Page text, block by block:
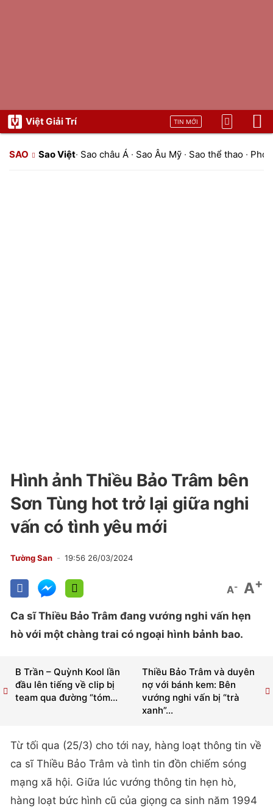
Việt Giải Trí TIN MỚI
SAO Sao Việt· Sao châu Á · Sao Âu Mỹ · Sao thể thao ·
Hình ảnh Thiều Bảo Trâm bên
Sơn Tùng hot trở lại giữa nghi
vấn có tình yêu mới
Tường San 19:56 26/03/2024
A- A+
Ca sĩ Thiều Bảo Trâm đang vướng nghi vấn hẹn
hò với một chàng trai có ngoại hình bảnh bao.
Thiều Bảo Trâm và duyên
nợ với bánh kem: Bên
vướng nghi vấn bị “trà
xanh”...
B Trần – Quỳnh Kool lần
đầu lên tiếng về clip bị
team qua đường “tóm...
Từ tối qua (25/3) cho tới nay, hàng loạt thông tin về
ca sĩ Thiều Bảo Trâm và tình tin đồn chiếm sóng
mạng xã hội. Giữa lúc vướng thông tin hẹn hò,
hàng loạt bức hình cũ của giọng ca sinh năm 1994